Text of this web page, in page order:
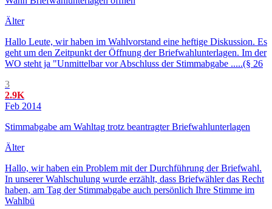
Älter
Hallo Leute, wir haben im Wahlvorstand eine heftige Diskussion. Es
geht um den Zeitpunkt der Öffnung der Briefwahlunterlagen. Im der
WO steht ja "Unmittelbar vor Abschluss der Stimmabgabe .....(§ 26
3
2.9K
Feb 2014
Stimmabgabe am Wahltag trotz beantragter Briefwahlunterlagen
Älter
Hallo, wir haben ein Problem mit der Durchführung der Briefwahl.
In unserer Wahlschulung wurde erzählt, dass Briefwähler das Recht
haben, am Tag der Stimmabgabe auch persönlich Ihre Stimme im
Wahlbü